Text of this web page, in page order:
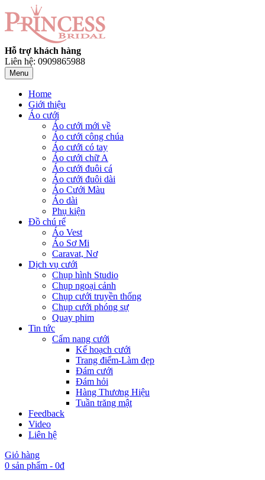
Hỗ trợ khách hàng
Liên hệ: 0909865988
Menu
Home
Giới thiệu
Áo cưới
Áo cưới mới về
Áo cưới công chúa
Áo cưới có tay
Áo cưới chữ A
Áo cưới đuôi cá
Áo cưới đuôi dài
Áo Cưới Màu
Áo dài
Phụ kiện
Đồ chú rể
Áo Vest
Áo Sơ Mi
Caravat, Nơ
Dịch vụ cưới
Chụp hình Studio
Chụp ngoại cảnh
Chụp cưới truyền thống
Chụp cưới phóng sự
Quay phim
Tin tức
Cẩm nang cưới
Kế hoạch cưới
Trang điểm-Làm đẹp
Đám cưới
Đám hỏi
Hàng Thương Hiệu
Tuần trăng mật
Feedback
Video
Liên hệ
Giỏ hàng
0 sản phẩm - 0đ